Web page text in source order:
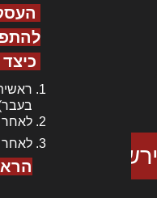
לאחר
לאחר